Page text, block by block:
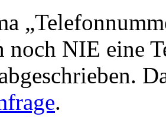
noch NIE eine
.